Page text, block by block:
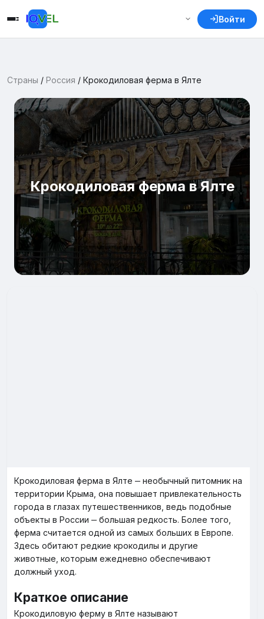
Войти
Страны / Россия / Крокодиловая ферма в Ялте
Крокодиловая ферма в Ялте
Крокодиловая ферма в Ялте ‒ необычный питомник на
территории Крыма, она повышает привлекательность
города в глазах путешественников, ведь подобные
объекты в России ‒ большая редкость. Более того,
ферма считается одной из самых больших в Европе.
Здесь обитают редкие крокодилы и другие
животные, которым ежедневно обеспечивают
должный уход.
Краткое описание
Крокодиловую ферму в Ялте называют